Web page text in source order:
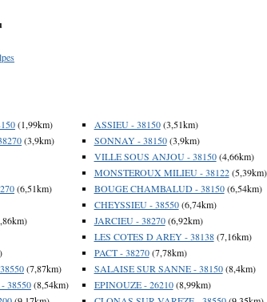
(1,99km)
(3,9km)
(6,51km)
(7,87km)
38550(8,54km)
ASSIEU - 38150(3,51km)
SONNAY - 38150(3,9km)
VILLE SOUS ANJOU - 38150(4,66km)
MONSTEROUX MILIEU - 38122(5,39km)
BOUGE CHAMBALUD - 38150(6,54km)
CHEYSSIEU - 38550(6,74km)
JARCIEU - 38270(6,92km)
LES COTES D AREY - 38138(7,16km)
PACT - 38270(7,78km)
SALAISE SUR SANNE - 38150(8,4km)
EPINOUZE - 26210(8,99km)